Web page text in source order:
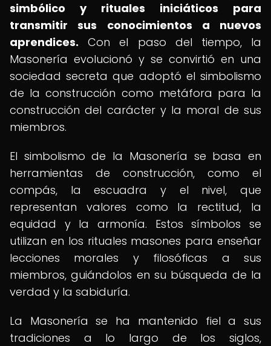
simbólico y rituales iniciáticos para
transmitir sus conocimientos a nuevos
aprendices. Con el paso del tiempo, la
Masonería evolucionó y se convirtió en una
sociedad secreta que adoptó el simbolismo
de la construcción como metáfora para la
construcción del carácter y la moral de sus
miembros.
El simbolismo de la Masonería se basa en
herramientas de construcción, como el
compás, la escuadra y el nivel, que
representan valores como la rectitud, la
equidad y la armonía. Estos símbolos se
utilizan en los rituales masones para enseñar
lecciones morales y filosóficas a sus
miembros, guiándolos en su búsqueda de la
verdad y la sabiduría.
La Masonería se ha mantenido fiel a sus
tradiciones a lo largo de los siglos,